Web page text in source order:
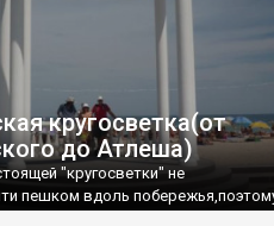
кругосветка(от
до Атлеша)
"кругосветки" не
пешком вдоль